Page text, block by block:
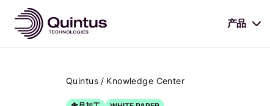
产品
Quintus / Knowledge Center